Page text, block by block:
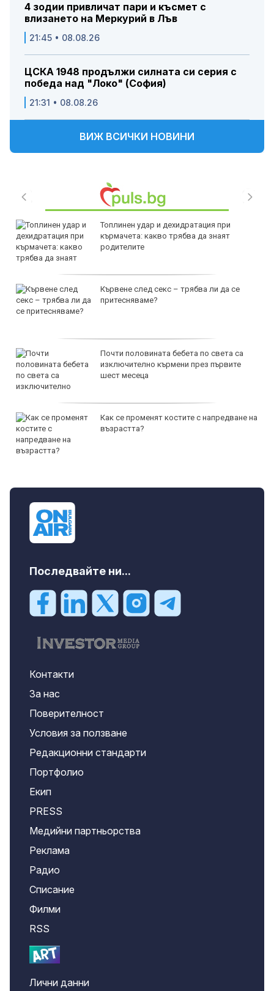
4 зодии привличат пари и късмет с
влизането на Меркурий в Лъв
21:45 • 08.08.26
ЦСКА 1948 продължи силната си серия с
победа над "Локо" (София)
21:31 • 08.08.26
ВИЖ ВСИЧКИ НОВИНИ
Топлинен удар и дехидратация при
кърмачета: какво трябва да знаят
родителите
Кървене след секс – трябва ли да се
притесняваме?
Почти половината бебета по света са
изключително кърмени през първите
шест месеца
Как се променят костите с напредване на
възрастта?
Последвайте ни...
Контакти
За нас
Поверителност
Условия за ползване
Редакционни стандарти
Портфолио
Екип
PRESS
Медийни партньорства
Реклама
Радио
Списание
Филми
RSS
Лични данни